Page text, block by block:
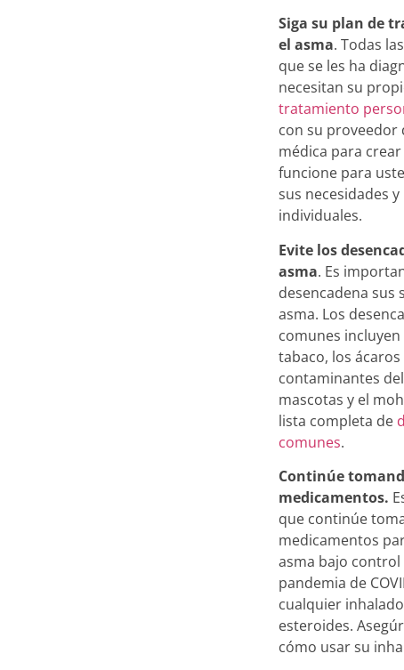
Siga su plan de
el asma. Todas
que se les ha
necesitan su
tratamiento
con su proveedor
médica para
funcione para
sus necesidades
individuales.
Evite los
asma. Es
desencadena sus
asma. Los
comunes
tabaco, los
contaminantes
mascotas y el
lista completa de
comunes.
Continúe
medicamentos.
que continúe
medicamentos
asma bajo
pandemia de
cualquier
esteroides.
cómo usar su